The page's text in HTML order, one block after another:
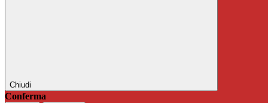
Chiudi
Conferma